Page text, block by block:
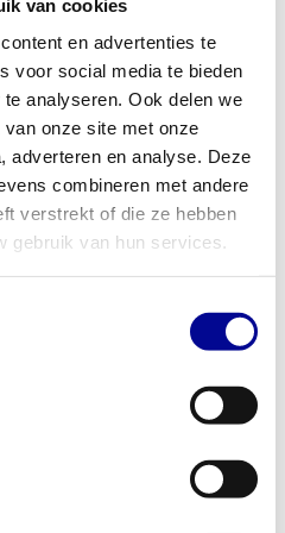
van cookies
en advertenties te
voor social media te bieden
analyseren. Ook delen we
onze site met onze
adverteren en analyse. Deze
combineren met andere
verstrekt of die ze hebben
gebruik van hun services.
gebruik
bent of een fitnessruimte wilt
Indoorcycle AP-S1 is een
is het compacte formaat
Voor zakelijke klanten,
of bedrijven met een eigen
investering die weinig
graag met je mee over de beste
koop en lease tot complete
bij Best Buy Fitness
nodig heeft. Elk toestel in ons